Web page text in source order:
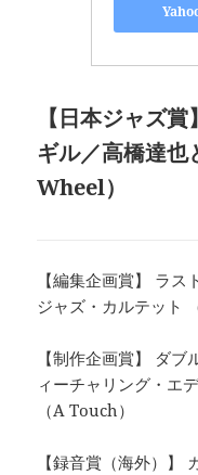
【日本ジャズ
ギル／高橋達
Wheel）
【編集企画賞】 ラス
ジャズ・カルテット
【制作企画賞】 ダ
ィーチャリング・エ
（A Touch）
【録音賞（海外）】